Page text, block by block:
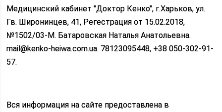
Медицинский кабинет "Доктор Кенко", г.Харьков, ул.
Гв. Широнинцев, 41, Регестрация от 15.02.2018,
№1502/03-M. Батаровская Наталья Анатольевна.
mail@kenko-heiwa.com.ua. 78123095448, +38 050-302-91-
57.
Вся информация на сайте предоставлена в